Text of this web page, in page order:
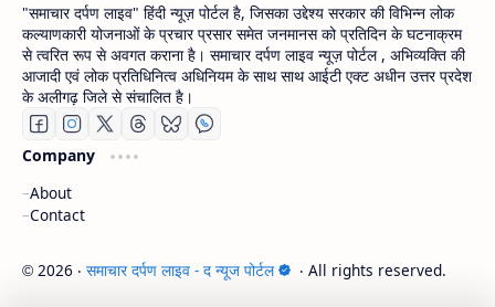
"समाचार दर्पण लाइव" हिंदी न्यूज़ पोर्टल है, जिसका उद्देश्य सरकार की विभिन्न लोक
कल्याणकारी योजनाओं के प्रचार प्रसार समेत जनमानस को प्रतिदिन के घटनाक्रम
से त्वरित रूप से अवगत कराना है। समाचार दर्पण लाइव न्यूज़ पोर्टल , अभिव्यक्ति की
आजादी एवं लोक प्रतिधिनित्व अधिनियम के साथ साथ आईटी एक्ट अधीन उत्तर प्रदेश
के अलीगढ़ जिले से संचालित है।
Company
About
Contact
© 2026 ‧ समाचार दर्पण लाइव - द न्यूज पोर्टल ‧ All rights reserved.